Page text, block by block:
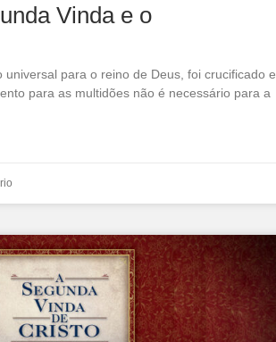
Vinda e o
para o reino de Deus, foi crucificado e
para as multidões não é necessário para a